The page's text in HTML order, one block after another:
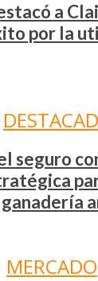
a
por la
seguro
MERCADO